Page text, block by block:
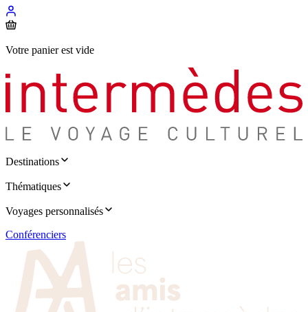
Votre panier est vide
Destinations
Thématiques
Voyages personnalisés
Conférenciers